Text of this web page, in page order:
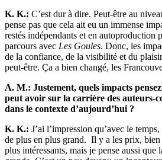
K. K.: C’est dur à dire. Peut-être au
pense pas que cela ait eu un immense
restés indépendants et en autoproduction
parcours avec Les Goules. Donc, les
de la confiance, de la visibilité et du
peut-être. Ça a bien changé, les
A. M.: Justement, quels impacts
peut avoir sur la carrière des auteurs-
dans le contexte d’aujourd’hui ?
K. K.: J’ai l’impression qu’avec le
de plus en plus grand. Il y a les prix, bien
plus intéressants, mais je pense aussi